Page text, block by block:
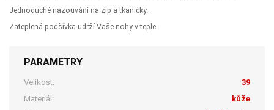
Jednoduché nazouvání na zip a tkaničky.
Zateplená podšívka udrží Vaše nohy v teple.
PARAMETRY
Velikost:
39
Materiál:
kůže